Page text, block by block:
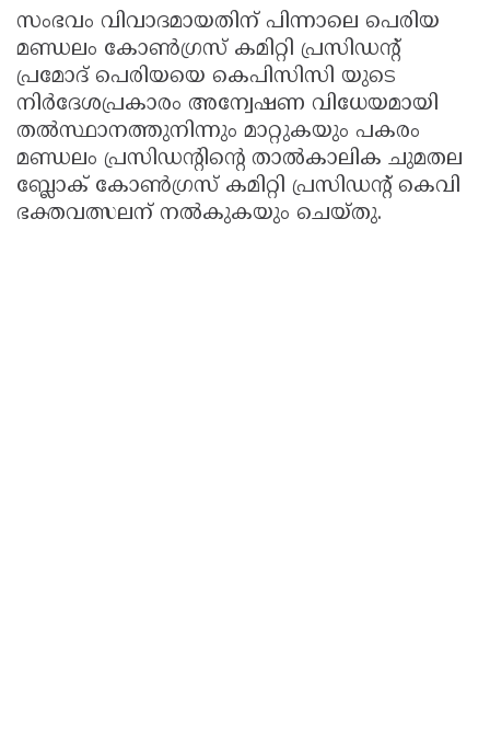
സംഭവം വിവാദമായതിന് പിന്നാലെ പെരിയ
മണ്ഡലം കോണ്‍ഗ്രസ് കമിറ്റി പ്രസിഡന്റ്
പ്രമോദ് പെരിയയെ കെപിസിസി യുടെ
നിര്‍ദേശപ്രകാരം അന്വേഷണ വിധേയമായി
തല്‍സ്ഥാനത്തുനിന്നും മാറ്റുകയും പകരം
മണ്ഡലം പ്രസിഡന്റിന്റെ താല്‍കാലിക ചുമതല
ബ്ലോക് കോണ്‍ഗ്രസ് കമിറ്റി പ്രസിഡന്റ് കെവി
ഭക്തവത്സലന് നല്‍കുകയും ചെയ്തു.